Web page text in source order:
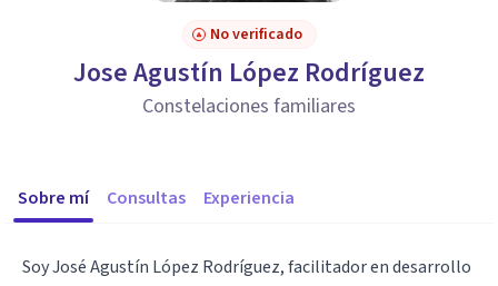
No verificado
Jose Agustín López Rodríguez
Constelaciones familiares
Sobre mí Consultas Experiencia
Soy José Agustín López Rodríguez, facilitador en desarrollo